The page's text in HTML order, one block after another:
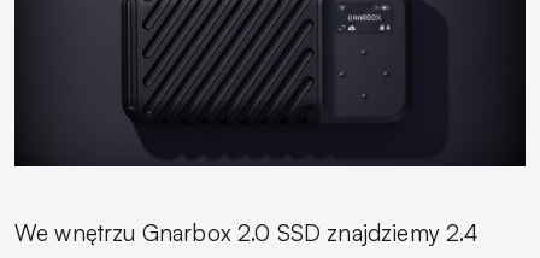
We wnętrzu Gnarbox 2.0 SSD znajdziemy 2.4